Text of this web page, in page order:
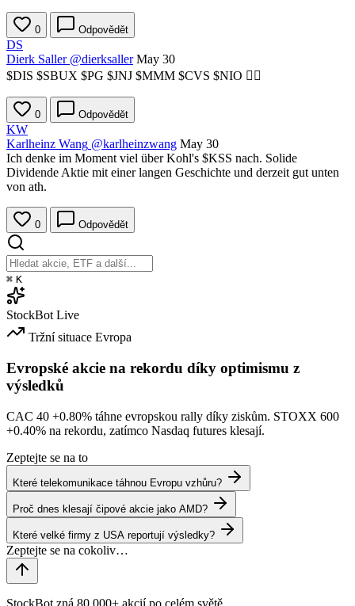
0 Odpovědět
DS
Dierk Saller @dierksaller May 30
$DIS $SBUX $PG $JNJ $MMM $CVS $NIO 🤷‍♂️
0 Odpovědět
KW
Karlheinz Wang @karlheinzwang May 30
Ich denke im Moment viel über Kohl's $KSS nach. Solide
Dividende Aktie mit einer langen Geschichte und derzeit gut unten
von ath.
0 Odpovědět
⌘ K
StockBot Live
Tržní situace Evropa
Evropské akcie na rekordu díky optimismu z
výsledků
CAC 40 +0.80% táhne evropskou rally díky ziskům. STOXX 600
+0.40% na rekordu, zatímco Nasdaq futures klesají.
Zeptejte se na to
Které telekomunikace táhnou Evropu vzhůru?
Proč dnes klesají čipové akcie jako AMD?
Které velké firmy z USA reportují výsledky?
StockBot zná 80,000+ akcií po celém světě